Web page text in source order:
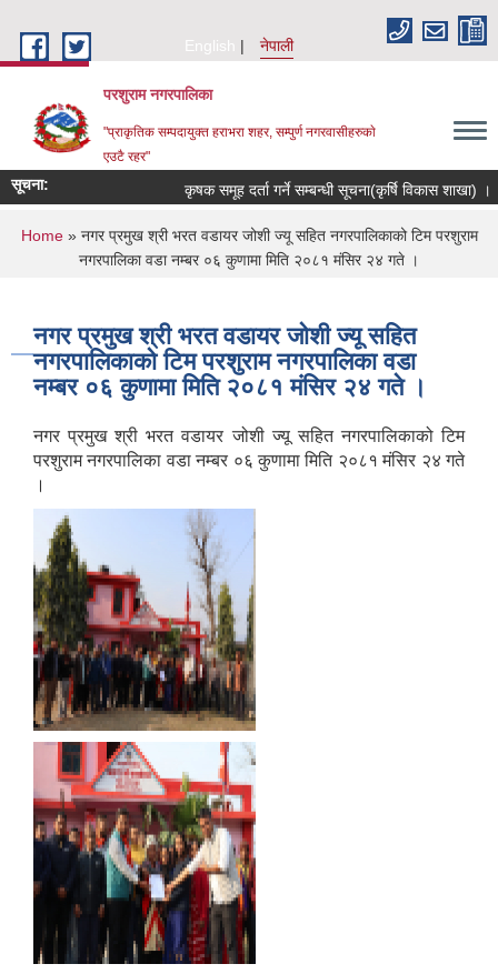
English
नेपाली
परशुराम नगरपालिका
"प्राकृतिक सम्पदायुक्त हराभरा शहर, सम्पुर्ण नगरवासीहरुकाे
एउटै रहर"
सूचना: कृषक समूह दर्ता गर्ने सम्बन्धी सूचना(कृर्षि विकास शाखा) ।
You are here
Home» नगर प्रमुख श्री भरत वडायर जोशी ज्यू सहित नगरपालिकाको टिम परशुराम
नगरपालिका वडा नम्बर ०६ कुणामा मिति २०८१ मंसिर २४ गते ।
नगर प्रमुख श्री भरत वडायर जोशी ज्यू सहित
नगरपालिकाको टिम परशुराम नगरपालिका वडा
नम्बर ०६ कुणामा मिति २०८१ मंसिर २४ गते ।
नगर प्रमुख श्री भरत वडायर जोशी ज्यू सहित नगरपालिकाको टिम
परशुराम नगरपालिका वडा नम्बर ०६ कुणामा मिति २०८१ मंसिर २४ गते
।